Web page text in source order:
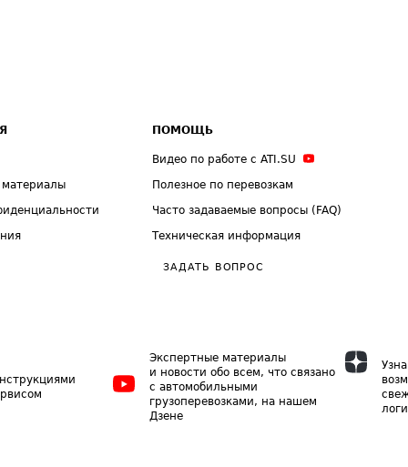
ПОМОЩЬ
Видео по работе с ATI.SU
Полезное по перевозкам
Часто задаваемые вопросы (FAQ)
Техническая информация
ЗАДАТЬ ВОПРОС
Экспертные материалы
и новости обо всем, что связано
с автомобильными
грузоперевозками, на нашем
Дзене